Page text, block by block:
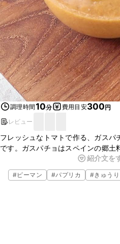
調理時間10分 費用目安300円
レビュー
フレッシュなトマトで作る、ガス
です。ガスパチョはスペインの郷土
国ならではの美味しいいただき方で
たスープを冷やしてお召し上がりく
紹介文を
#ピーマン #パプリカ #きゅうり